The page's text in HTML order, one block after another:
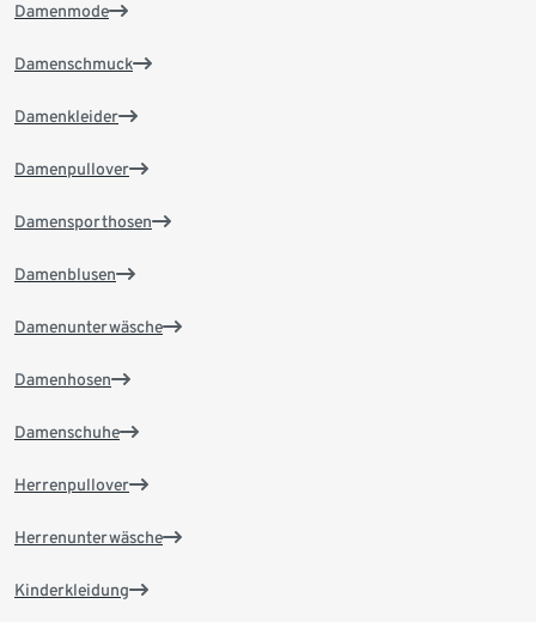
Damenmode
Damenschmuck
Damenkleider
Damenpullover
Damensporthosen
Damenblusen
Damenunterwäsche
Damenhosen
Damenschuhe
Herrenpullover
Herrenunterwäsche
Kinderkleidung